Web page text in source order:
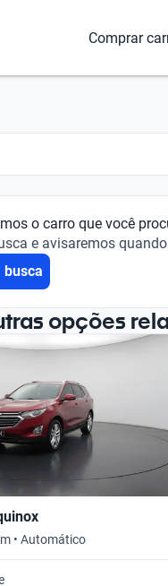
Comprar
o carro que você
e avisaremos
busca
opções
• Automático